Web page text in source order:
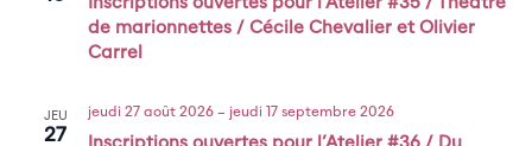
de
de marionnettes / Cécile Chevalier et Olivier
Carrel
JEU
27
jeudi 27 août 2026– jeudi 17 septembre 2026